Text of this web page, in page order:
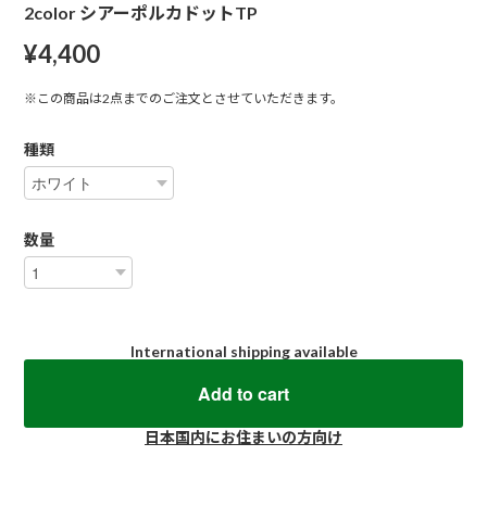
2color シアーポルカドットTP
¥4,400
※この商品は2点までのご注文とさせていただきます。
種類
数量
International shipping available
Add to cart
日本国内にお住まいの方向け